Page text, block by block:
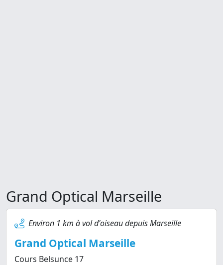
Grand Optical Marseille
Environ 1 km à vol d'oiseau depuis Marseille
Grand Optical Marseille
Cours Belsunce 17